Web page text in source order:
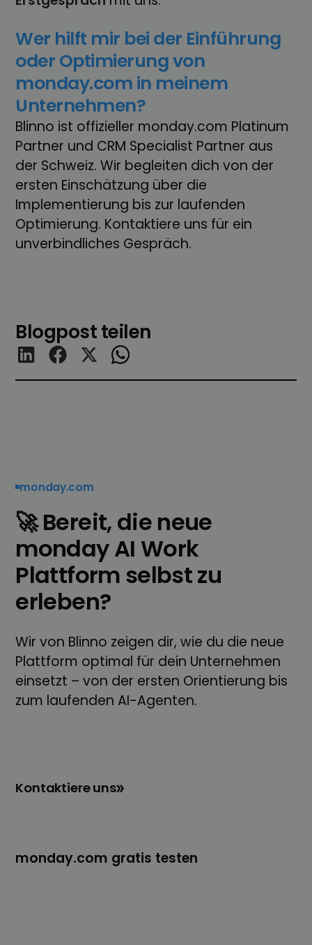
Wer hilft mir bei der Einführung
oder Optimierung von
monday.com in meinem
Unternehmen?
Blinno ist offizieller monday.com Platinum
Partner und CRM Specialist Partner aus
der Schweiz. Wir begleiten dich von der
ersten Einschätzung über die
Implementierung bis zur laufenden
Optimierung. Kontaktiere uns für ein
unverbindliches Gespräch.
Blogpost teilen
monday.com
🚀 Bereit, die neue
monday AI Work
Plattform selbst zu
erleben?
Wir von Blinno zeigen dir, wie du die neue
Plattform optimal für dein Unternehmen
einsetzt – von der ersten Orientierung bis
zum laufenden AI-Agenten.
Kontaktiere uns
monday.com gratis testen